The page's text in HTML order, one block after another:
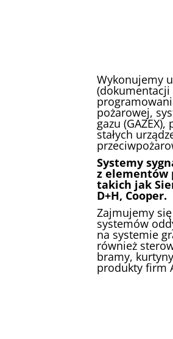
Wykonujemy
(dokumentacji
pożarowej,
gazu
stałych
Systemy
z elementów
takich jak
D+H, Cooper.
Zajmujemy
systemów
na systemie
również
bramy,
produkty firm